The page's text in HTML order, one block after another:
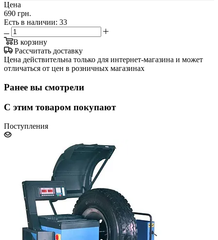
Цена
690 грн.
Есть в наличии: 33
В корзину
Рассчитать доставку
Цена действительна только для интернет-магазина и может
отличаться от цен в розничных магазинах
Ранее вы смотрели
С этим товаром покупают
Поступления